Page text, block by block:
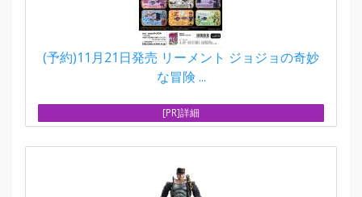
(予約)11月21日発売 リーメント ジョジョの奇妙
な冒険 ...
[PR]詳細